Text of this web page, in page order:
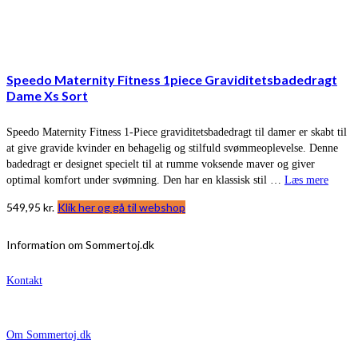
Speedo Maternity Fitness 1piece Graviditetsbadedragt
Dame Xs Sort
Speedo Maternity Fitness 1-Piece graviditetsbadedragt til damer er skabt til
at give gravide kvinder en behagelig og stilfuld svømmeoplevelse. Denne
badedragt er designet specielt til at rumme voksende maver og giver
optimal komfort under svømning. Den har en klassisk stil … Læs mere
549,95 kr. Klik her og gå til webshop
Information om Sommertoj.dk
Kontakt
Om Sommertoj.dk